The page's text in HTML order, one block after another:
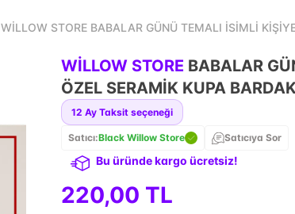
WİLLOW STORE BABALAR GÜNÜ TEMALI İSİMLİ
WİLLOW STORE BABALAR
ÖZEL SERAMİK KUPA
12 Ay Taksit seçeneği
Satıcı:Black Willow Store Satıcıya Sor
Bu üründe kargo ücretsiz!
220,00 TL